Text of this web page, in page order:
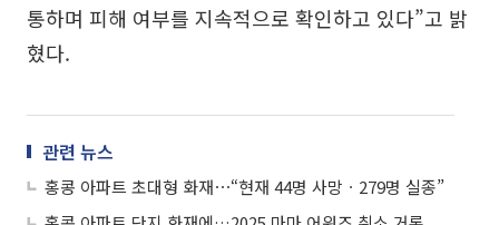
통하며 피해 여부를 지속적으로 확인하고 있다”고 밝
혔다.
관련 뉴스
홍콩 아파트 초대형 화재⋯“현재 44명 사망ㆍ279명 실종”